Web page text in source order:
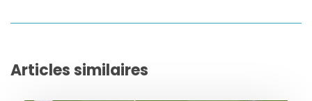
Articles similaires